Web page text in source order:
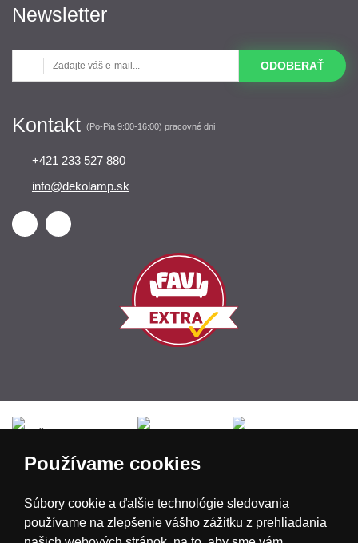
Newsletter
ODOBERAŤ
Kontakt (Po-Pia 9:00-16:00) pracovné dni
+421 233 527 880
info@dekolamp.sk
Používame cookies
Súbory cookie a ďalšie technológie sledovania
používame na zlepšenie vášho zážitku z prehliadania